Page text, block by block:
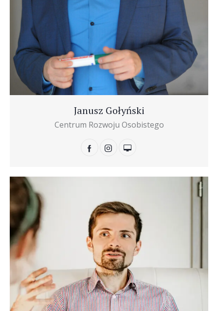
Janusz Gołyński
Centrum Rozwoju Osobistego